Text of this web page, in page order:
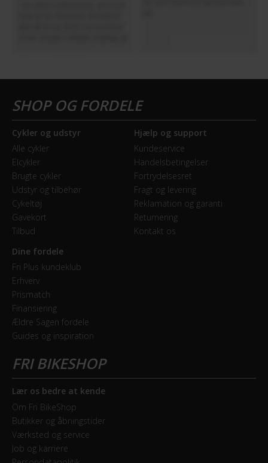
Cykler og udstyr
Alle cykler
Elcykler
Brugte cykler
Udstyr og tilbehør
Cykeltøj
Gavekort
Tilbud
Hjælp og support
Kundeservice
Handelsbetingelser
Fortrydelsesret
Fragt og levering
Reklamation og garanti
Returnering
Kontakt os
Dine fordele
Fri Plus kundeklub
Erhverv
Prismatch
Finansiering
Ældre Sagen fordele
Guides og inspiration
Lær os bedre at kende
Om Fri BikeShop
Butikker og åbningstider
Værksted og service
Job og karriere